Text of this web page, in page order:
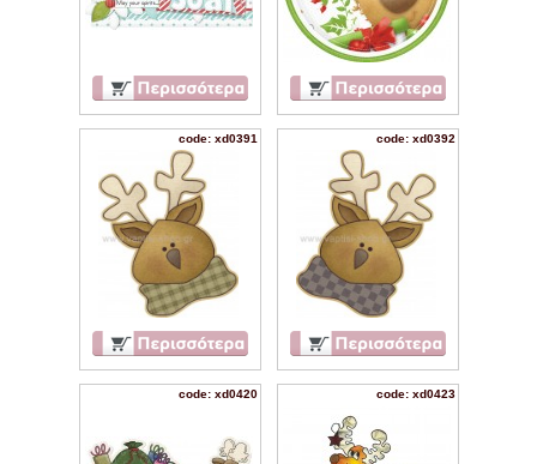
code: xd0391 code: xd0392
code: xd0420 code: xd0423